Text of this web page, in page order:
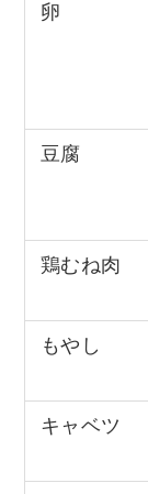
卵
豆腐
鶏むね肉
もやし
キャベツ